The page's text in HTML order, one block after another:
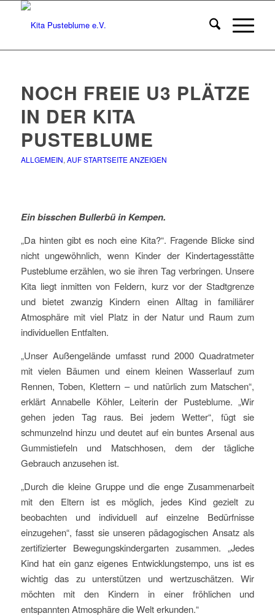
NOCH FREIE U3 PLÄTZE
IN DER KITA
PUSTEBLUME
ALLGEMEIN, AUF STARTSEITE ANZEIGEN
Ein bisschen Bullerbü in Kempen.
„Da hinten gibt es noch eine Kita?“. Fragende Blicke sind
nicht ungewöhnlich, wenn Kinder der Kindertagesstätte
Pusteblume erzählen, wo sie ihren Tag verbringen. Unsere
Kita liegt inmitten von Feldern, kurz vor der Stadtgrenze
und bietet zwanzig Kindern einen Alltag in familiärer
Atmosphäre mit viel Platz in der Natur und Raum zum
individuellen Entfalten.
„Unser Außengelände umfasst rund 2000 Quadratmeter
mit vielen Bäumen und einem kleinen Wasserlauf zum
Rennen, Toben, Klettern – und natürlich zum Matschen“,
erklärt Annabelle Köhler, Leiterin der Pusteblume. „Wir
gehen jeden Tag raus. Bei jedem Wetter“, fügt sie
schmunzelnd hinzu und deutet auf ein buntes Arsenal aus
Gummistiefeln und Matschhosen, dem der tägliche
Gebrauch anzusehen ist.
„Durch die kleine Gruppe und die enge Zusammenarbeit
mit den Eltern ist es möglich, jedes Kind gezielt zu
beobachten und individuell auf einzelne Bedürfnisse
einzugehen“, fasst sie unseren pädagogischen Ansatz als
zertifizierter Bewegungskindergarten zusammen. „Jedes
Kind hat ein ganz eigenes Entwicklungstempo, uns ist es
wichtig das zu unterstützen und wertzuschätzen. Wir
möchten mit den Kindern in einer fröhlichen und
entspannten Atmosphäre die Welt erkunden.“